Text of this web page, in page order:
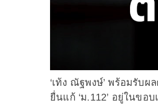
‘เท้ง ณัฐพงษ์’ พร้อมรับ
ยื่นแก้ ‘ม.112’ อยู่ในขอ